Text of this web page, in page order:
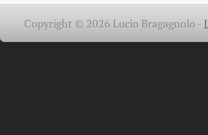
Copyright © 2026 Lucio Bragagnolo -